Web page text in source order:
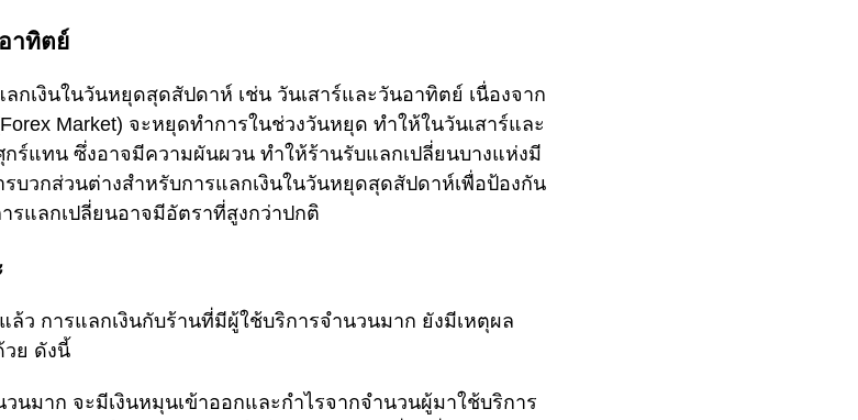
าทิตย์
กเงินในวันหยุดสุดสัปดาห์ เช่น วันเสาร์และวันอาทิตย์ เนื่องจาก
Market) จะหยุดทำการในช่วงวันหยุด ทำให้ในวันเสาร์และ
ร์แทน ซึ่งอาจมีความผันผวน ทำให้ร้านรับแลกเปลี่ยนบางแห่งมี
รบวกส่วนต่างสำหรับการแลกเงินในวันหยุดสุดสัปดาห์เพื่อป้องกัน
รแลกเปลี่ยนอาจมีอัตราที่สูงกว่าปกติ
ว การแลกเงินกับร้านที่มีผู้ใช้บริการจำนวนมาก ยังมีเหตุผล
ย ดังนี้
นมาก จะมีเงินหมุนเข้าออกและกำไรจากจำนวนผู้มาใช้บริการ